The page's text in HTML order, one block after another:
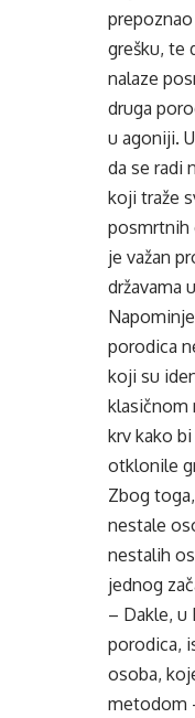
grešku, te
nalaze
druga
u agoniji.
da se radi
koji traže
posmrtnih
je važan
državama
porodica
koji su
klasičnom
krv kako
otklonile
Zbog
nestale
nestalih
jednog
– Dakle, u
porodica,
osoba,
metodom